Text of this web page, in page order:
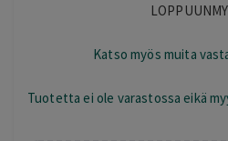
Katso myös muita
Tuotetta ei ole varastossa eikä